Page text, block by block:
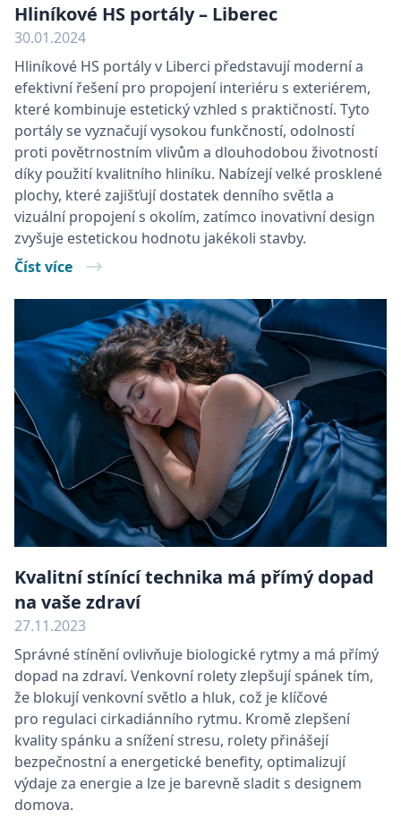
Hliníkové HS portály – Liberec
30.01.2024
Hliníkové HS portály v Liberci představují moderní a
efektivní řešení pro propojení interiéru s exteriérem,
které kombinuje estetický vzhled s praktičností. Tyto
portály se vyznačují vysokou funkčností, odolností
proti povětrnostním vlivům a dlouhodobou životností
díky použití kvalitního hliníku. Nabízejí velké prosklené
plochy, které zajišťují dostatek denního světla a
vizuální propojení s okolím, zatímco inovativní design
zvyšuje estetickou hodnotu jakékoli stavby.
Číst více
Kvalitní stínící technika má přímý dopad
na vaše zdraví
27.11.2023
Správné stínění ovlivňuje biologické rytmy a má přímý
dopad na zdraví. Venkovní rolety zlepšují spánek tím,
že blokují venkovní světlo a hluk, což je klíčové
pro regulaci cirkadiánního rytmu. Kromě zlepšení
kvality spánku a snížení stresu, rolety přinášejí
bezpečnostní a energetické benefity, optimalizují
výdaje za energie a lze je barevně sladit s designem
domova.